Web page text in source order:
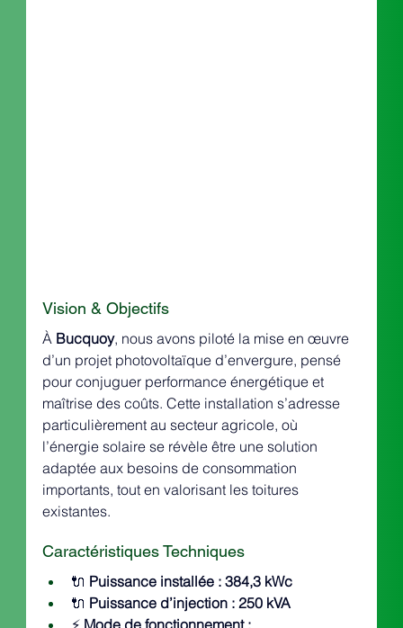
Vision & Objectifs
À Bucquoy, nous avons piloté la mise en œuvre
d’un projet photovoltaïque d’envergure, pensé
pour conjuguer performance énergétique et
maîtrise des coûts. Cette installation s’adresse
particulièrement au secteur agricole, où
l’énergie solaire se révèle être une solution
adaptée aux besoins de consommation
importants, tout en valorisant les toitures
existantes.
Caractéristiques Techniques
🔌 Puissance installée : 384,3 kWc
🔌 Puissance d’injection : 250 kVA